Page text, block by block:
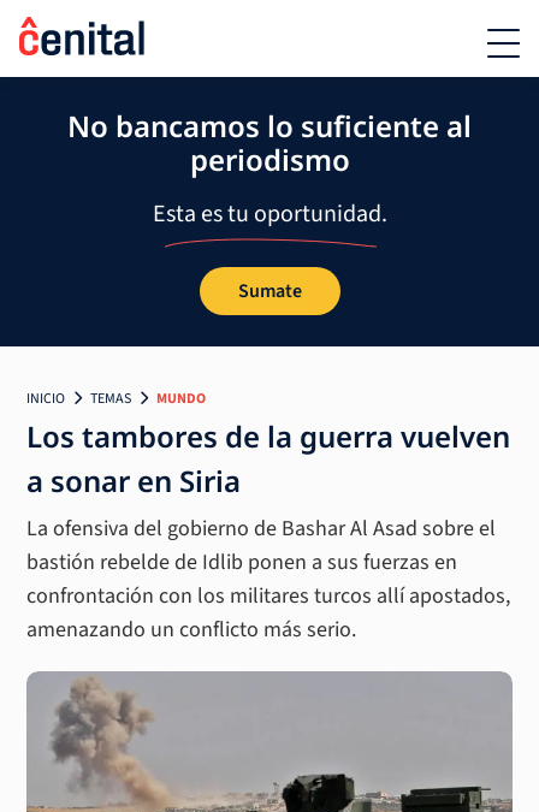
No bancamos lo suficiente al
periodismo
Esta es tu oportunidad.
Sumate
INICIO TEMAS MUNDO
Los tambores de la guerra vuelven
a sonar en Siria
La ofensiva del gobierno de Bashar Al Asad sobre el
bastión rebelde de Idlib ponen a sus fuerzas en
confrontación con los militares turcos allí apostados,
amenazando un conflicto más serio.